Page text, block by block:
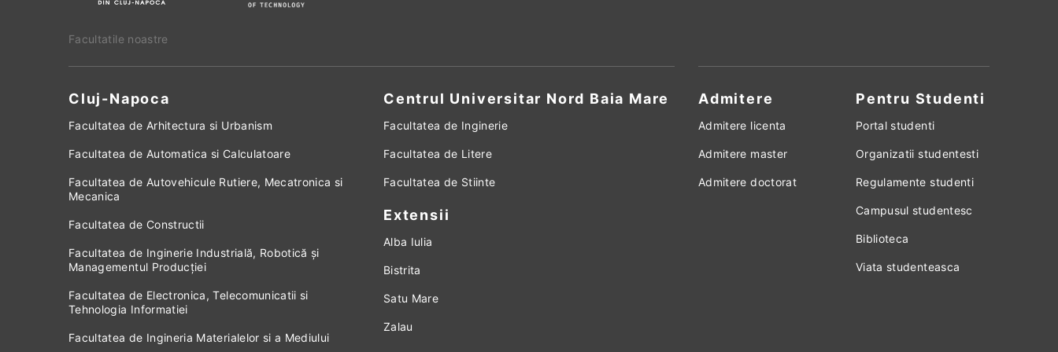
Facultatile noastre
Cluj-Napoca Centrul Universitar Nord Baia Mare
Facultatea de Arhitectura si Urbanism
Facultatea de Automatica si Calculatoare
Facultatea de Autovehicule Rutiere, Mecatronica si
Mecanica
Facultatea de Constructii
Facultatea de Inginerie Industrială, Robotică și
Managementul Producției
Facultatea de Electronica, Telecomunicatii si
Tehnologia Informatiei
Facultatea de Ingineria Materialelor si a Mediului
Facultatea de Inginerie
Facultatea de Litere
Facultatea de Stiinte
Extensii
Alba Iulia
Bistrita
Satu Mare
Zalau
Admitere
Admitere licenta
Admitere master
Admitere doctorat
Pentru Studenti
Portal studenti
Organizatii studentesti
Regulamente studenti
Campusul studentesc
Biblioteca
Viata studenteasca